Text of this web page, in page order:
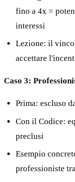
fino a 4x =
interessi
Lezione: il
accettare
Caso 3:
Prima: escluso
Con il Codice:
preclusi
Esempio
professioniste